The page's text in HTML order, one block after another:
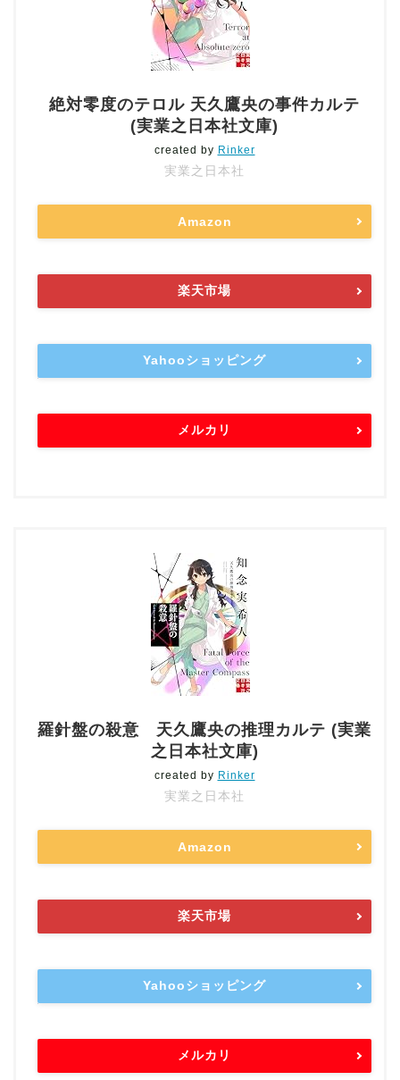
絶対零度のテロル 天久鷹央の事件カルテ
(実業之日本社文庫)
created by Rinker
実業之日本社
Amazon
楽天市場
Yahooショッピング
メルカリ
羅針盤の殺意 天久鷹央の推理カルテ (実業
之日本社文庫)
created by Rinker
実業之日本社
Amazon
楽天市場
Yahooショッピング
メルカリ